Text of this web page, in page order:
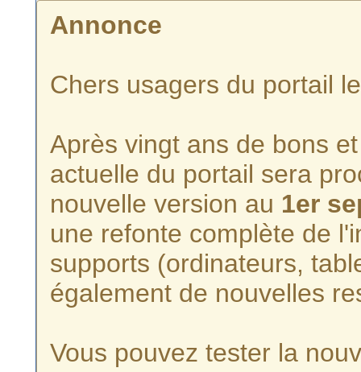
Annonce
Chers usagers du portail
Après vingt ans de bons
actuelle du portail sera
nouvelle version au 1er
une refonte complète de
supports (ordinateurs,
également de nouvelles
Vous pouvez tester la